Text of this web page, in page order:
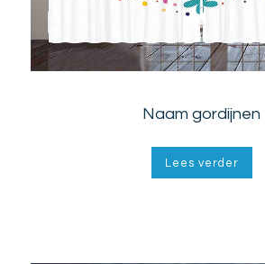
Naam gordijnen
Lees verder